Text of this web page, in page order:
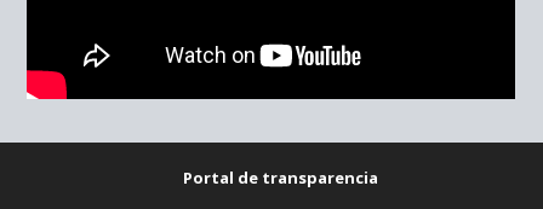
Portal de transparencia